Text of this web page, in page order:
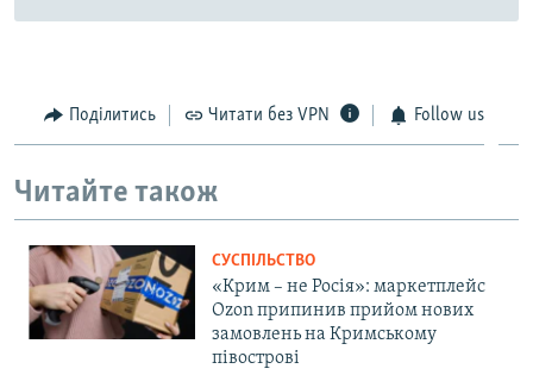
Поділитись Читати без VPN Follow us
Читайте також
СУСПІЛЬСТВО
«Крим – не Росія»: маркетплейс
Ozon припинив прийом нових
замовлень на Кримському
півострові